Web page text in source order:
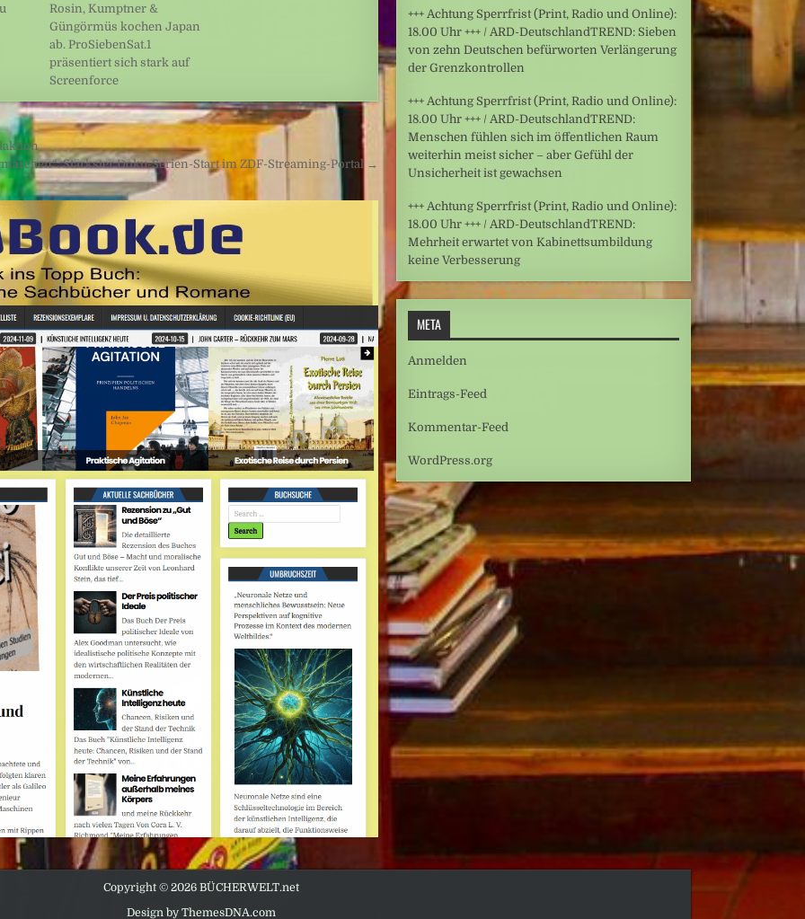
Rosin, Kumptner &
Güngörmüs kochen Japan
ab. ProSiebenSat.1
präsentiert sich stark auf
Screenforce
Stärkster Doku-Serien-Start im ZDF-Streaming-Portal →
+++ Achtung Sperrfrist (Print, Radio und Online):
18.00 Uhr +++ / ARD-DeutschlandTREND: Sieben
von zehn Deutschen befürworten Verlängerung
der Grenzkontrollen
+++ Achtung Sperrfrist (Print, Radio und Online):
18.00 Uhr +++ / ARD-DeutschlandTREND:
Menschen fühlen sich im öffentlichen Raum
weiterhin meist sicher – aber Gefühl der
Unsicherheit ist gewachsen
+++ Achtung Sperrfrist (Print, Radio und Online):
18.00 Uhr +++ / ARD-DeutschlandTREND:
Mehrheit erwartet von Kabinettsumbildung
keine Verbesserung
META
Anmelden
Eintrags-Feed
Kommentar-Feed
WordPress.org
Copyright © 2026 BÜCHERWELT.net
Design by ThemesDNA.com